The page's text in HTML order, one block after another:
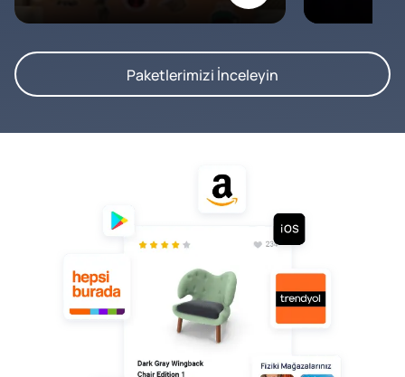
Paketlerimizi İnceleyin